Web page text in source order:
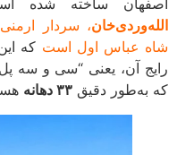
ساخته شده
، سردار
عباس اول استکه این پل
آن، یعنی “سی و سه پل “،
دقیق۳۳ دهانه هستند.